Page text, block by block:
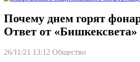
Почему днем горят
Ответ от «Бишкексвета»
26/11/21 13:12 Общество